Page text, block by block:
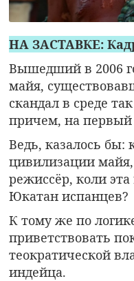
НА ЗАСТАВКЕ:
Вышедший в 2006
майя,
скандал в среде
причем, на первый
Ведь, казалось бы:
цивилизации
режиссёр, коли
Юкатан испанцев?
К тому же по
приветствовать
теократической
индейца.